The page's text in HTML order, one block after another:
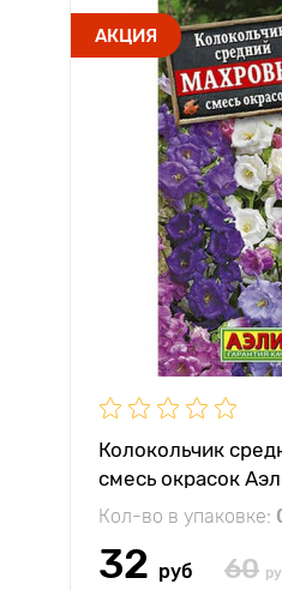
АКЦИЯ
Колокольчик
смесь окрасок
Кол-во в упаковке:
32 руб 60